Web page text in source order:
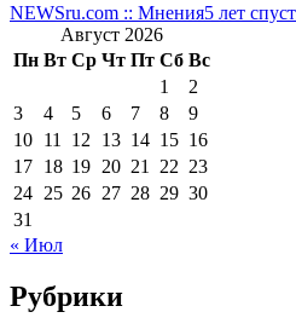
NEWSru.com :: Мнения5 лет
Август 2026
Пн Вт Ср Чт Пт Сб Вс
1
2
3
4 5 6 7 8
9
10 11 12 13 14 15 16
17 18 19 20 21 22 23
24 25 26 27 28 29 30
31
« Июл
Рубрики